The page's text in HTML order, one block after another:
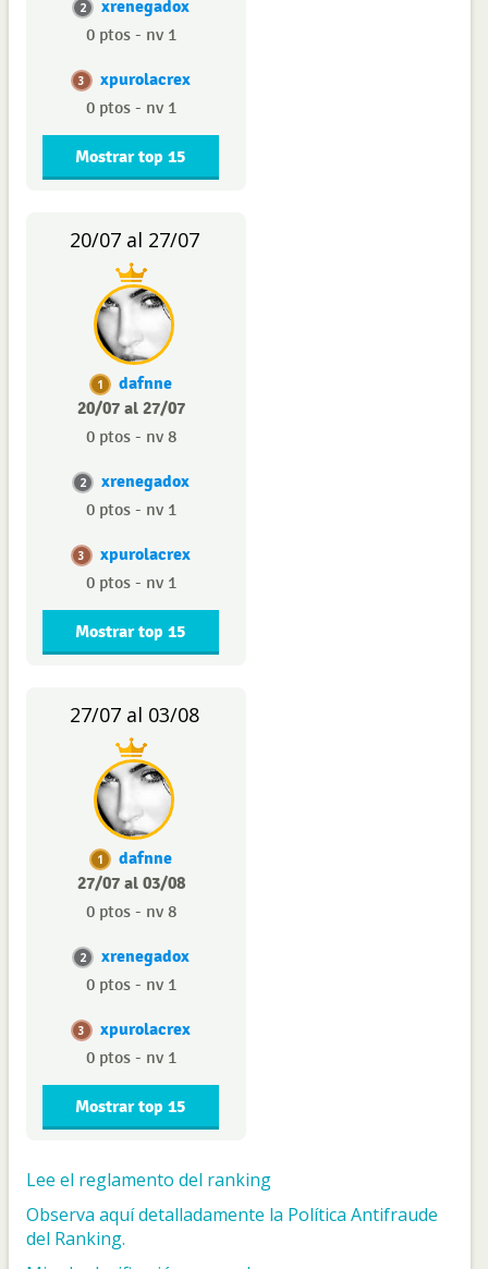
2 xrenegadox
0 ptos - nv 1
3 xpurolacrex
0 ptos - nv 1
Mostrar top 15
20/07 al 27/07
1
dafnne
20/07 al 27/07
0 ptos - nv 8
2 xrenegadox
0 ptos - nv 1
3 xpurolacrex
0 ptos - nv 1
Mostrar top 15
27/07 al 03/08
1
dafnne
27/07 al 03/08
0 ptos - nv 8
2 xrenegadox
0 ptos - nv 1
3 xpurolacrex
0 ptos - nv 1
Mostrar top 15
Lee el reglamento del ranking
Observa aquí detalladamente la Política Antifraude
del Ranking.